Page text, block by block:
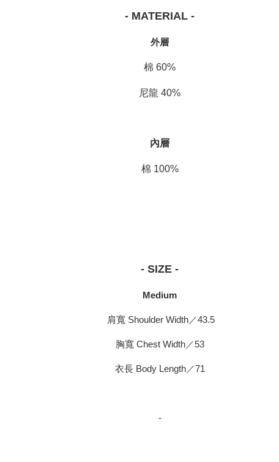
- MATERIAL -
外層
棉 60%
尼龍 40%
內層
棉 100%
- SIZE -
Medium
肩寬 Shoulder Width／43.5
胸寬 Chest Width／53
衣長 Body Length／71
-